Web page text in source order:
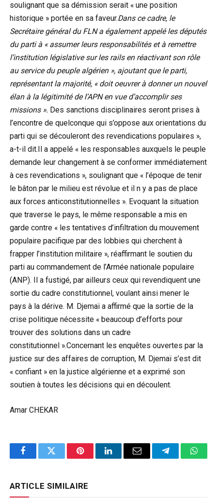
soulignant que sa démission serait « une position
historique » portée en sa faveur.Dans ce cadre, le
Secrétaire général du FLN a également appelé les députés
du parti à « assumer leurs responsabilités et à remettre
l’institution législative sur les rails en réactivant son rôle
au service du peuple algérien », ajoutant que le parti,
représentant la majorité, « doit oeuvrer à donner un nouvel
élan à la légitimité de l’APN en vue d’accomplir ses
missions ». Des sanctions disciplinaires seront prises à
l’encontre de quelconque qui s’oppose aux orientations du
parti qui se découleront des revendications populaires »,
a-t-il dit.Il a appelé « les responsables auxquels le peuple
demande leur changement à se conformer immédiatement
à ces revendications », soulignant que « l’époque de tenir
le bâton par le milieu est révolue et il n y a pas de place
aux forces anticonstitutionnelles ». Evoquant la situation
que traverse le pays, le même responsable a mis en
garde contre « les tentatives d’infiltration du mouvement
populaire pacifique par des lobbies qui cherchent à
frapper l’institution militaire », réaffirmant le soutien du
parti au commandement de l’Armée nationale populaire
(ANP). Il a fustigé, par ailleurs ceux qui revendiquent une
sortie du cadre constitutionnel, voulant ainsi mener le
pays à la dérive. M. Djemaï a affirmé que la sortie de la
crise politique nécessite « beaucoup d’efforts pour
trouver des solutions dans un cadre
constitutionnel ».Concernant les enquêtes ouvertes par la
justice sur des affaires de corruption, M. Djemaï s’est dit
« confiant » en la justice algérienne et a exprimé son
soutien à toutes les décisions qui en découlent.
Amar CHEKAR
FacebookTwitter PinterestLinkedInEmail Telegram
ARTICLE SIMILAIRE